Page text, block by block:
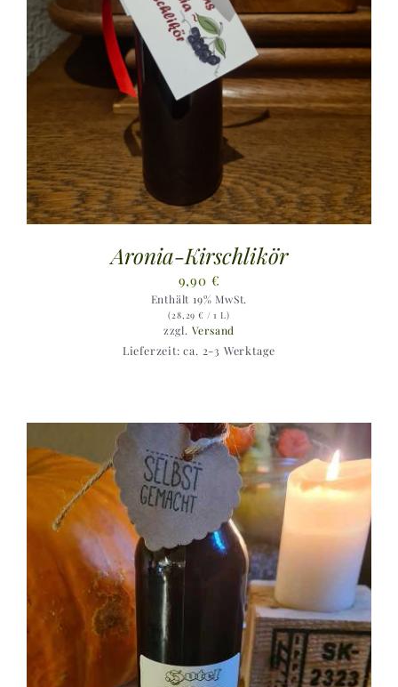
Aronia-Kirschlikör
9,90 €
Enthält 19% MwSt.
(28,29€ / 1 L)
zzgl. Versand
Lieferzeit: ca. 2-3 Werktage